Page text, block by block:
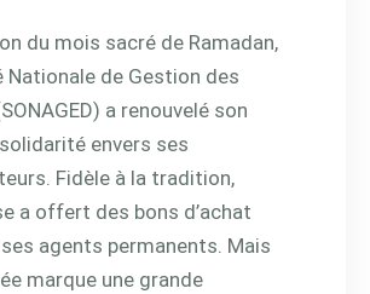
du mois sacré de Ramadan,
Nationale de Gestion des
a renouvelé son
envers ses
Fidèle à la tradition,
a offert des bons d’achat
agents permanents. Mais
marque une grande